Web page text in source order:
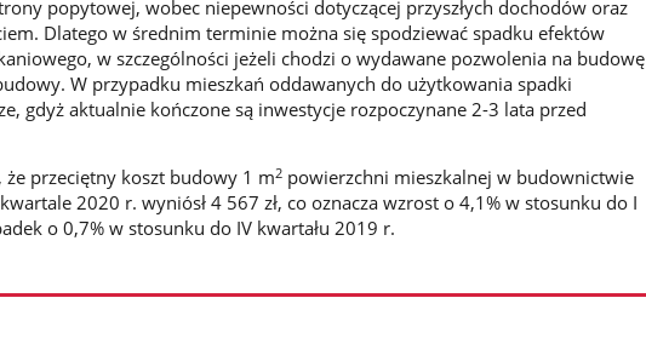
popytowej, wobec niepewności dotyczącej przyszłych dochodów oraz
Dlatego w średnim terminie można się spodziewać spadku efektów
w szczególności jeżeli chodzi o wydawane pozwolenia na budowę
W przypadku mieszkań oddawanych do użytkowania spadki
gdyż aktualnie kończone są inwestycje rozpoczynane 2-3 lata przed
że przeciętny koszt budowy 1 m2powierzchni mieszkalnej w budownictwie
2020 r. wyniósł 4 567 zł, co oznacza wzrost o 4,1% w stosunku do I
o 0,7% w stosunku do IV kwartału 2019 r.